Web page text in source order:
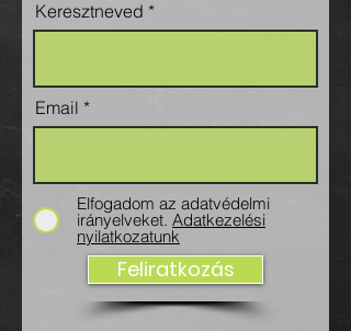
Keresztneved
Email
Elfogadom az adatvédelmi
irányelveket. Adatkezelési
nyilatkozatunk
Feliratkozás